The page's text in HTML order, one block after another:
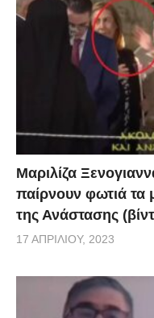
κυλιόμενα lockdwon
καθηγητή, όταν
σύστημα υγείας και
κλίνες αλλά και σε
σκεφτούμε να
Μαριλίζα
παίρνουν φωτιά τα
της Ανάστασης
17 ΑΠΡΙΛΊΟΥ, 2023